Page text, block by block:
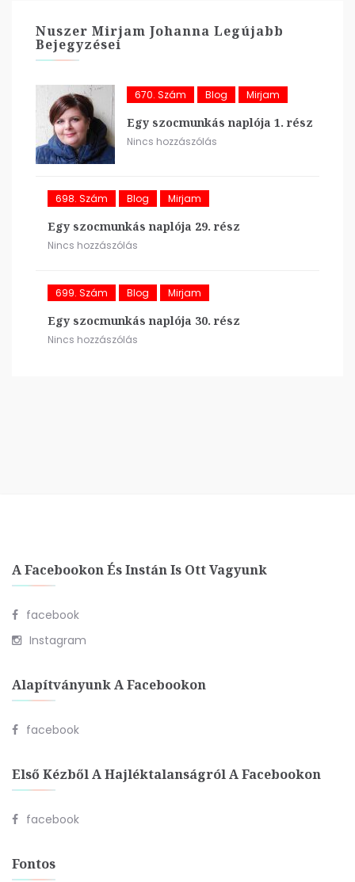
Nuszer Mirjam Johanna Legújabb
Bejegyzései
670. Szám Blog Mirjam
Egy szocmunkás naplója 1. rész
Nincs hozzászólás
698. Szám Blog Mirjam
Egy szocmunkás naplója 29. rész
Nincs hozzászólás
699. Szám Blog Mirjam
Egy szocmunkás naplója 30. rész
Nincs hozzászólás
A Facebookon És Instán Is Ott Vagyunk
facebook
Instagram
Alapítványunk A Facebookon
facebook
Első Kézből A Hajléktalanságról A Facebookon
facebook
Fontos